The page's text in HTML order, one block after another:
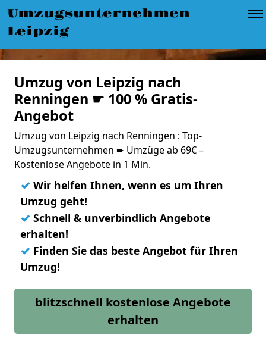
Umzugsunternehmen
Leipzig
Umzug von Leipzig nach
Renningen ☛ 100 % Gratis-
Angebot
Umzug von Leipzig nach Renningen : Top-
Umzugsunternehmen ➨ Umzüge ab 69€ –
Kostenlose Angebote in 1 Min.
✓ Wir helfen Ihnen, wenn es um Ihren
Umzug geht!
✓ Schnell & unverbindlich Angebote
erhalten!
✓ Finden Sie das beste Angebot für Ihren
Umzug!
blitzschnell kostenlose Angebote
erhalten